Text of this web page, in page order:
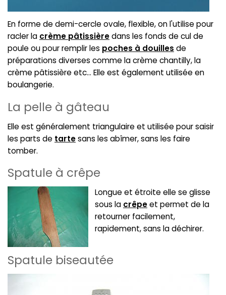
En forme de demi-cercle ovale, flexible, on l'utilise pour
racler la crème pâtissièredans les fonds de cul de
poule ou pour remplir les poches à douilles de
préparations diverses comme la crème chantilly, la
crème pâtissière etc... Elle est également utilisée en
boulangerie.
La pelle à gâteau
Elle est généralement triangulaire et utilisée pour saisir
les parts de tartesans les abîmer, sans les faire
tomber.
Spatule à crêpe
Longue et étroite elle se glisse
sous la crêpeet permet de la
retourner facilement,
rapidement, sans la déchirer.
Spatule biseautée